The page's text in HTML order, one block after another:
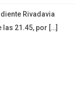
Rivadavia
las 21.45, por […]